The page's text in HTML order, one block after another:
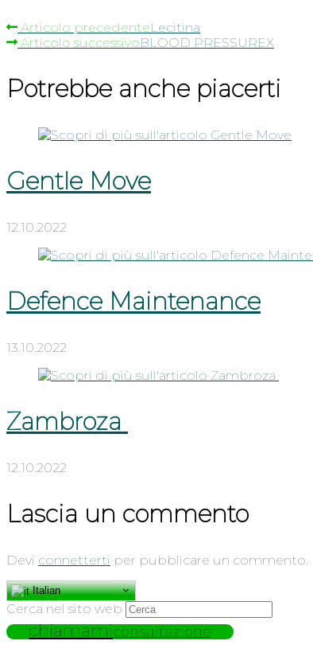
Articolo precedenteLecitina
Articolo successivoBLOOD PRESSUREX
Potrebbe anche piacerti
Gentle Move
12.10.2022
Defence Maintenance
13.10.2022
Zambroza
12.10.2022
Lascia un commento
Devi connetterti per pubblicare un commento.
Italian
Cerca nel sito web
chiamamiconsultazione